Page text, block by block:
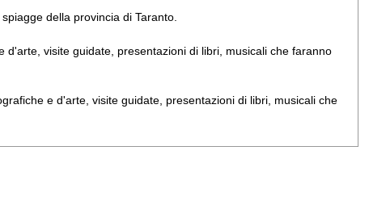
della provincia di Taranto.
visite guidate, presentazioni di libri, musicali che faranno
e d'arte, visite guidate, presentazioni di libri, musicali che